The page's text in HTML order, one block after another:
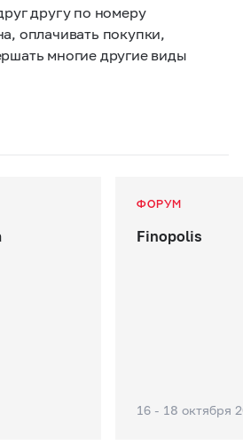
другу по номеру
оплачивать покупки,
многие другие виды
ФОРУМ
Finopolis
16 - 18 октября